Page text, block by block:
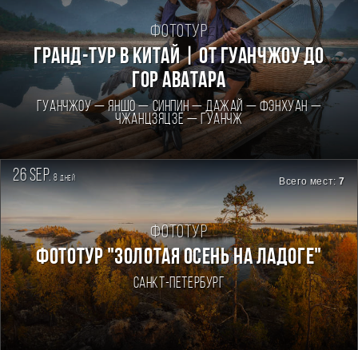
Фототур
Гранд-тур в Китай | От Гуанчжоу до
гор Аватара
Гуанчжоу — Яншо — Синпин — Дажай — Фэнхуан —
Чжанцзяцзе — Гуанчж
26 sep. 8дней Всего мест:7
Фототур
ФОТОТУР "ЗОЛОТАЯ ОСЕНЬ НА ЛАДОГЕ"
Санкт-Петербург